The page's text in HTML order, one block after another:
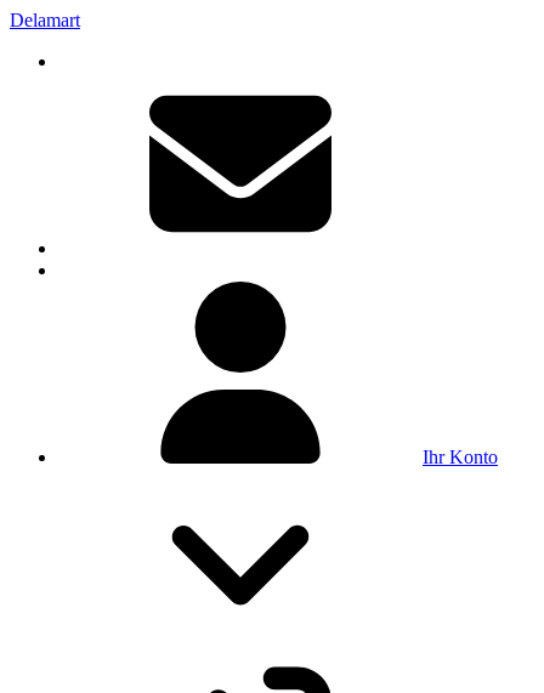
Delamart
Ihr Konto